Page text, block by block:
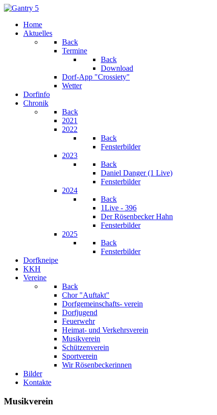
Home
Aktuelles
Back
Termine
Back
Download
Dorf-App "Crossiety"
Wetter
Dorfinfo
Chronik
Back
2021
2022
Back
Fensterbilder
2023
Back
Daniel Danger (1 Live)
Fensterbilder
2024
Back
1Live - 396
Der Rösenbecker Hahn
Fensterbilder
2025
Back
Fensterbilder
Dorfkneipe
KKH
Vereine
Back
Chor "Auftakt"
Dorfgemeinschafts- verein
Dorfjugend
Feuerwehr
Heimat- und Verkehrsverein
Musikverein
Schützenverein
Sportverein
Wir Rösenbeckerinnen
Bilder
Kontakte
Musikverein